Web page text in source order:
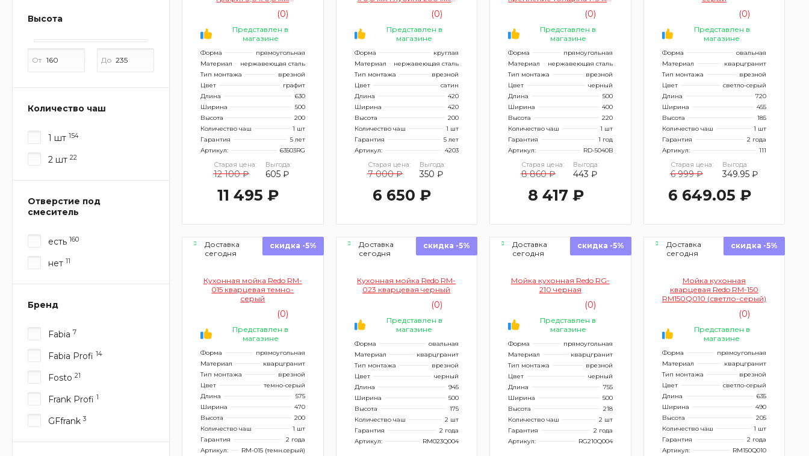
Высота
От До
Количество чаш
1 шт 154
2 шт 22
Отверстие под
смеситель
есть 160
нет 11
Бренд
Fabia 7
Fabia Profi 14
Fosto 21
Frank Profi 1
GFfrank3
сифон с переливом)
(0)
Представлен в
магазине
Форма
прямоугольная
Материал
нержавеющая сталь
Тип монтажа
врезной
Цвет
графит
Длина
630
Ширина
500
Высота
200
Количество чаш
1 шт
Гарантия
5 лет
Артикул:
63503RG
Старая цена:
12 100 ₽
Выгода:
605 ₽
11 495 ₽
(0)
Представлен в
магазине
Форма
круглая
Материал
нержавеющая сталь
Тип монтажа
врезной
Цвет
сатин
Длина
420
Ширина
420
Высота
200
Количество чаш
1 шт
Гарантия
5 лет
Артикул:
4203
Старая цена:
7 000 ₽
Выгода:
350 ₽
6 650 ₽
(0)
Представлен в
магазине
Форма
прямоугольная
Материал
нержавеющая сталь
Тип монтажа
врезной
Цвет
черный
Длина
500
Ширина
400
Высота
220
Количество чаш
1 шт
Гарантия
1 год
Артикул:
RD-5040B
Старая цена:
8 860 ₽
Выгода:
443 ₽
8 417 ₽
(0)
Представлен в
магазине
Форма
овальная
Материал
кварцгранит
Тип монтажа
врезной
Цвет
светло-серый
Длина
720
Ширина
455
Высота
185
Количество чаш
1 шт
Гарантия
2 года
Артикул:
111
Старая цена:
6 999 ₽
Выгода:
349.95 ₽
6 649.05 ₽
Доставка
сегодня
скидка -5%
Кухонная мойка Redo RM-
015 кварцевая темно-
серый
(0)
Представлен в
магазине
Форма
прямоугольная
Материал
кварцгранит
Тип монтажа
врезной
Цвет
темно-серый
Длина
575
Ширина
470
Высота
200
Количество чаш
1 шт
Гарантия
2 года
Артикул:
RM-015 (темн.серый)
Доставка
сегодня
скидка -5%
Кухонная мойка Redo RM-
023 кварцевая черный
(0)
Представлен в
магазине
Форма
овальная
Материал
кварцгранит
Тип монтажа
врезной
Цвет
черный
Длина
945
Ширина
500
Высота
175
Количество чаш
2 шт
Гарантия
2 года
Артикул:
RM023Q004
Доставка
сегодня
скидка -5%
Мойка кухонная Redo RG-
210 черная
(0)
Представлен в
магазине
Форма
прямоугольная
Материал
кварцгранит
Тип монтажа
врезной
Цвет
черный
Длина
755
Ширина
500
Высота
218
Количество чаш
2 шт
Гарантия
2 года
Артикул:
RG210Q004
Доставка
сегодня
скидка -5%
Мойка кухонная
кварцевая Redo RМ-150
RM150Q010 (светло-серый)
(0)
Представлен в
магазине
Форма
прямоугольная
Материал
кварцгранит
Тип монтажа
врезной
Цвет
светло-серый
Длина
635
Ширина
490
Высота
205
Количество чаш
1 шт
Гарантия
2 года
Артикул:
RM150Q010